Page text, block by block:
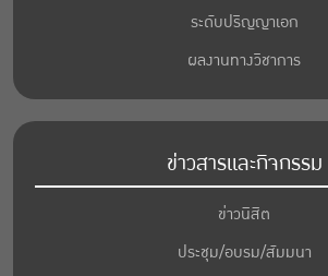
ระดับปริญญาเอก
ผลงานทางวิชาการ
ข่าวสารและกิจกรรม
ข่าวนิสิต
ประชุม/อบรม/สัมมนา